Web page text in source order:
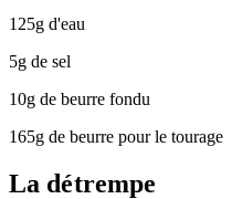
125g d'eau
5g de sel
10g de beurre fondu
165g de beurre pour le tourage
La détrempe